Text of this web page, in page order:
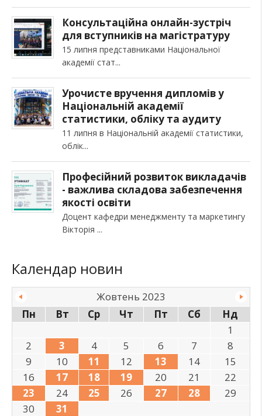
Консультаційна онлайн-зустріч
для вступників на магістратуру
15 липня представниками Національної
академії стат
Урочисте вручення дипломів у
Національній академії
статистики, обліку та аудиту
11 липня в Національній академії статистики,
облік
Професійний розвиток викладачів
- важлива складова забезпечення
якості освіти
Доцент кафедри менеджменту та маркетингу
Вікторія
Календар новин
Жовтень 2023
Пн
Вт Ср Чт Пт Сб
Нд
1
2
3 4 5 6 7
8
9
10 11 12 13 14
15
16
17 18 19 20 21
22
23
24 25 26 27 28
29
30
31